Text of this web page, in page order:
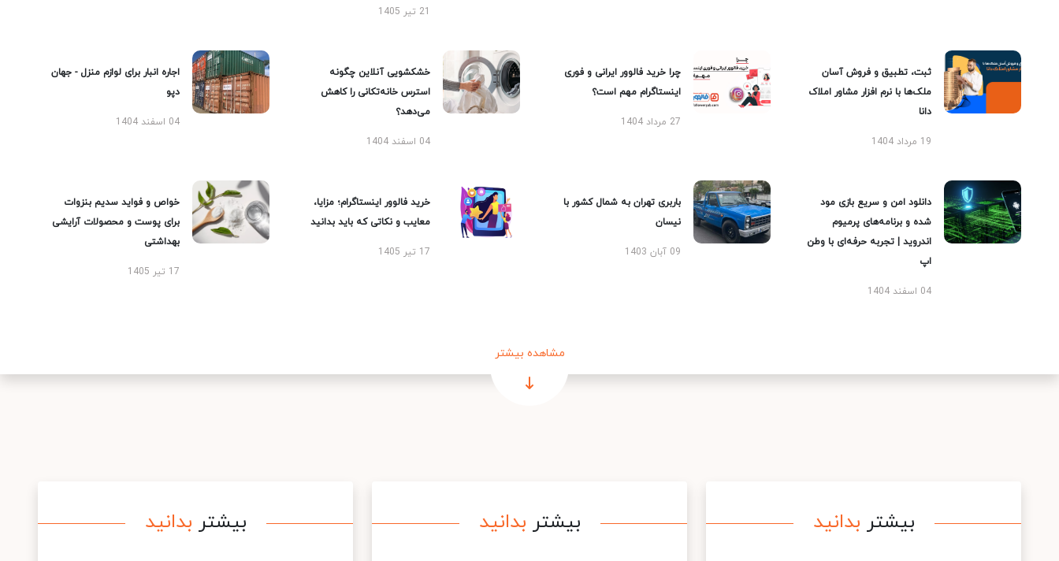
21 تیر 1405
ثبت، تطبیق و فروش آسان
ملک‌ها با نرم افزار مشاور املاک
دانا
19 مرداد 1404
چرا خرید فالوور ایرانی و فوری
اینستاگرام مهم است؟
27 مرداد 1404
خشکشویی آنلاین چگونه
استرس خانه‌تکانی را کاهش
می‌دهد؟
04 اسفند 1404
اجاره انبار برای لوازم منزل - جهان
دپو
04 اسفند 1404
دانلود امن و سریع بازی مود
شده و برنامه‌های پرمیوم
اندروید | تجربه حرفه‌ای با وطن
اپ
04 اسفند 1404
باربری تهران به شمال کشور با
نیسان
09 آبان 1403
خرید فالوور اینستاگرام؛ مزایا،
معایب و نکاتی که باید بدانید
17 تیر 1405
خواص و فواید سدیم بنزوات
برای پوست و محصولات آرایشی
بهداشتی
17 تیر 1405
مشاهده بیشتر
بیشتر بدانید بیشتر بدانید بیشتر بدانید